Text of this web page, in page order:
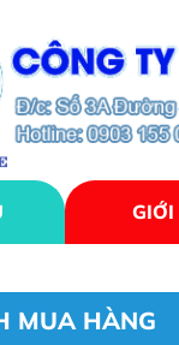
GIỚI
MUA HÀNG